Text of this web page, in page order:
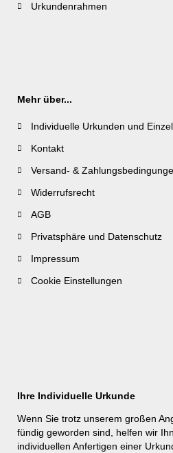
Urkundenrahmen
Mehr über...
Individuelle Urkunden und
Kontakt
Versand- &
Widerrufsrecht
AGB
Privatsphäre und Datenschutz
Impressum
Cookie Einstellungen
Ihre Individuelle Urkunde
Wenn Sie trotz unserem großen
fündig geworden sind, helfen wir
individuellen Anfertigen einer